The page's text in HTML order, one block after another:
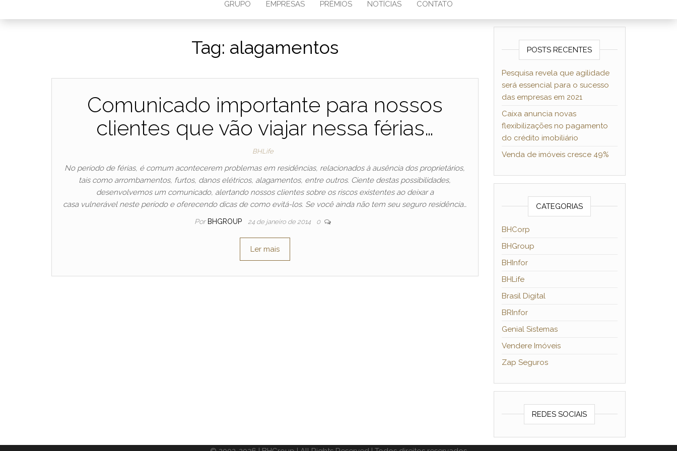
GRUPO EMPRESAS PRÊMIOS NOTÍCIAS CONTATO
Tag: alagamentos
Comunicado importante para nossos
clientes que vão viajar nessa férias…
BHLife
No período de férias, é comum acontecerem problemas em residências, relacionados à ausência dos proprietários,
tais como arrombamentos, furtos, danos elétricos, alagamentos, entre outros. Ciente destas possibilidades,
desenvolvemos um comunicado, alertando nossos clientes sobre os riscos existentes ao deixar a
casa vulnerável neste período e oferecendo dicas de como evitá-los. Se você ainda não tem seu seguro residência…
Por BHGROUP 24 de janeiro de 2014 0
Ler mais
POSTS RECENTES
Pesquisa revela que agilidade
será essencial para o sucesso
das empresas em 2021
Caixa anuncia novas
flexibilizações no pagamento
do crédito imobiliário
Venda de imóveis cresce 49%
CATEGORIAS
BHCorp
BHGroup
BHInfor
BHLife
Brasil Digital
BRInfor
Genial Sistemas
Vendere Imóveis
Zap Seguros
REDES SOCIAIS